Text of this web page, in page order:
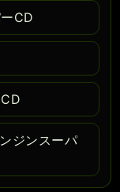
CD
ジンスーパ